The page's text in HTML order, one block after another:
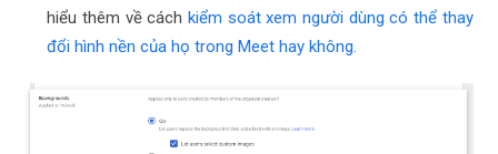
hiểu thêm về cáchkiểm soát xem người dùng có thể thay
đổi hình nền của họ trong Meet hay không.